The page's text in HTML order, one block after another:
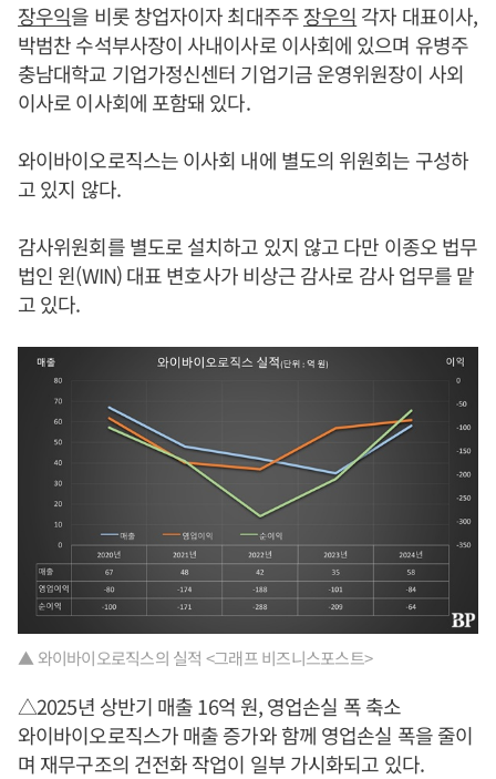
장우익을 비롯 창업자이자 최대주주장우익 각자 대표이사,
박범찬 수석부사장이 사내이사로 이사회에 있으며 유병주
충남대학교 기업가정신센터 기업기금 운영위원장이 사외
이사로 이사회에 포함돼 있다.
와이바이오로직스는 이사회 내에 별도의 위원회는 구성하
고 있지 않다.
감사위원회를 별도로 설치하고 있지 않고 다만 이종오 법무
법인 윈(WIN) 대표 변호사가 비상근 감사로 감사 업무를 맡
고 있다.
▲ 와이바이오로직스의 실적 <그래프 비즈니스포스트>
△2025년 상반기 매출 16억 원, 영업손실 폭 축소
와이바이오로직스가 매출 증가와 함께 영업손실 폭을 줄이
며 재무구조의 건전화 작업이 일부 가시화되고 있다.